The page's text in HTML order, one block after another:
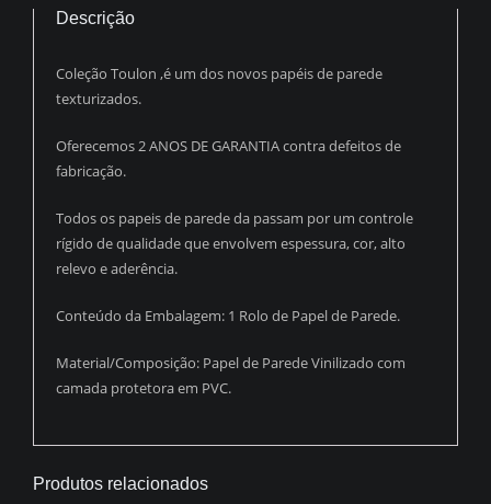
quantidade
Descrição
Coleção Toulon ,é um dos novos papéis de parede
texturizados.
Oferecemos 2 ANOS DE GARANTIA contra defeitos de
fabricação.
Todos os papeis de parede da passam por um controle
rígido de qualidade que envolvem espessura, cor, alto
relevo e aderência.
Conteúdo da Embalagem: 1 Rolo de Papel de Parede.
Material/Composição: Papel de Parede Vinilizado com
camada protetora em PVC.
Produtos relacionados